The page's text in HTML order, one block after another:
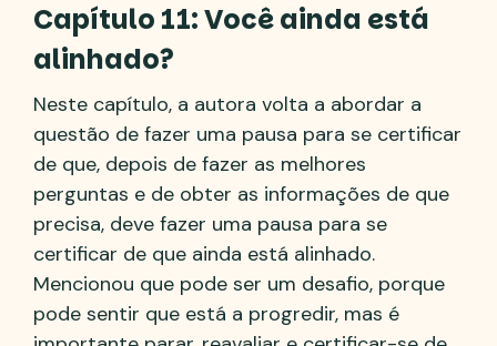
Capítulo 11: Você ainda está
alinhado?
Neste capítulo, a autora volta a abordar a
questão de fazer uma pausa para se certificar
de que, depois de fazer as melhores
perguntas e de obter as informações de que
precisa, deve fazer uma pausa para se
certificar de que ainda está alinhado.
Mencionou que pode ser um desafio, porque
pode sentir que está a progredir, mas é